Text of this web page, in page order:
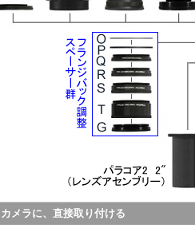
カメラに、直接取り付ける